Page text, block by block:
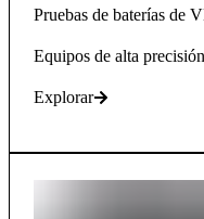
Pruebas de baterías de
Equipos de alta
Explorar